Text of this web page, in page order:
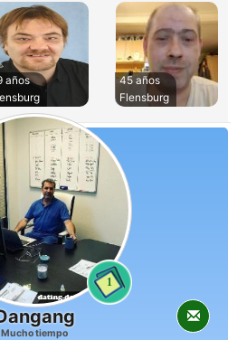
años
45 años
Flensburg
1
Mucho tiempo